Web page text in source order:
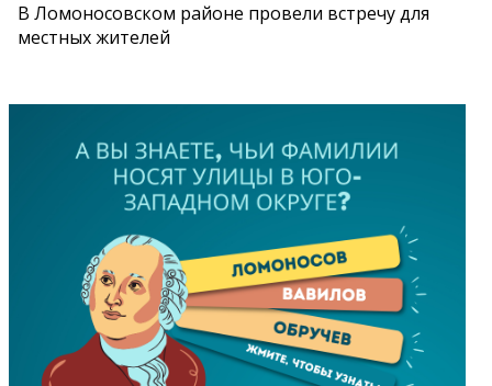
В Ломоносовском районе провели встречу для
местных жителей